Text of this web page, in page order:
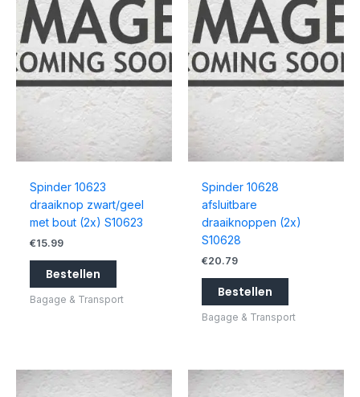
Spinder 10623
draaiknop zwart/geel
met bout (2x) S10623
€15.99
Bestellen
Bagage & Transport
Spinder 10628
afsluitbare
draaiknoppen (2x)
S10628
€20.79
Bestellen
Bagage & Transport